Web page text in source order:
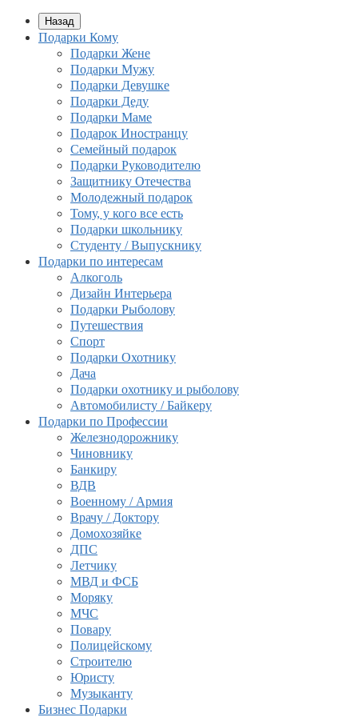
Назад
Подарки Кому
Подарки Жене
Подарки Мужу
Подарки Девушке
Подарки Деду
Подарки Маме
Подарок Иностранцу
Семейный подарок
Подарки Руководителю
Защитнику Отечества
Молодежный подарок
Тому, у кого все есть
Подарки школьнику
Студенту / Выпускнику
Подарки по интересам
Алкоголь
Дизайн Интерьера
Подарки Рыболову
Путешествия
Спорт
Подарки Охотнику
Дача
Подарки охотнику и рыболову
Автомобилисту / Байкеру
Подарки по Профессии
Железнодорожнику
Чиновнику
Банкиру
ВДВ
Военному / Армия
Врачу / Доктору
Домохозяйке
ДПС
Летчику
МВД и ФСБ
Моряку
МЧС
Повару
Полицейскому
Строителю
Юристу
Музыканту
Бизнес Подарки